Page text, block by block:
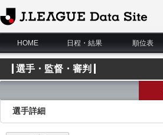
J.League Data Site
HOME
日程・結果 順位表
選手・監督・審判
選手詳細